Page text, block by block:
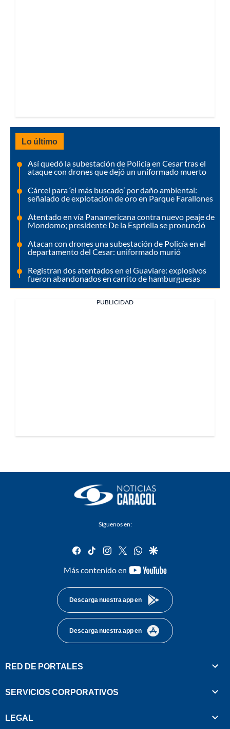
Lo último
Así quedó la subestación de Policía en Cesar tras el
ataque con drones que dejó un uniformado muerto
Cárcel para ‘el más buscado’ por daño ambiental:
señalado de explotación de oro en Parque Farallones
Atentado en vía Panamericana contra nuevo peaje de
Mondomo; presidente De la Espriella se pronunció
Atacan con drones una subestación de Policía en el
departamento del Cesar: uniformado murió
Registran dos atentados en el Guaviare: explosivos
fueron abandonados en carrito de hamburguesas
PUBLICIDAD
Síguenos en:
facebook
tiktok instagram
twitterwhatsapp
google
Más contenido en
youtube-
Descarga nuestra app en
Descarga nuestra app en
RED DE PORTALES
SERVICIOS CORPORATIVOS
LEGAL